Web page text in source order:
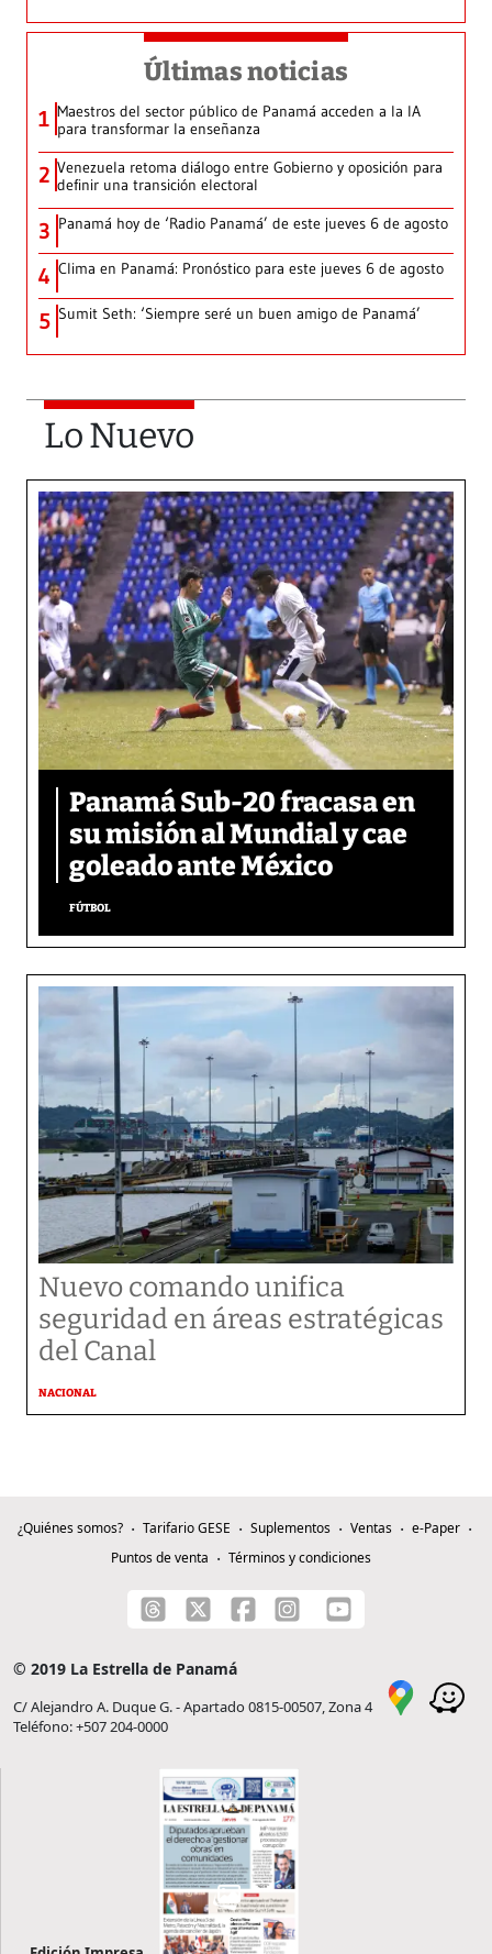
Últimas noticias
1 Maestros del sector público de Panamá acceden a la IA
para transformar la enseñanza
2 Venezuela retoma diálogo entre Gobierno y oposición para
definir una transición electoral
3 Panamá hoy de ‘Radio Panamá’ de este jueves 6 de agosto
4 Clima en Panamá: Pronóstico para este jueves 6 de agosto
5 Sumit Seth: ‘Siempre seré un buen amigo de Panamá’
Lo Nuevo
Panamá Sub-20 fracasa en
su misión al Mundial y cae
goleado ante México
FÚTBOL
Nuevo comando unifica
seguridad en áreas estratégicas
del Canal
NACIONAL
¿Quiénes somos? Tarifario GESE Suplementos Ventas
e-Paper
Puntos de venta
Términos y condiciones
© 2019 La Estrella de Panamá
C/ Alejandro A. Duque G. - Apartado 0815-00507, Zona 4
Teléfono: +507 204-0000